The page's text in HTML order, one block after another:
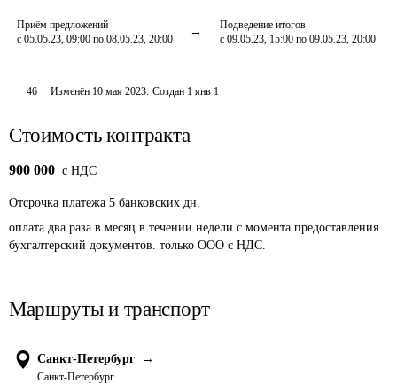
Приём предложений
с 05.05.23, 09:00 по 08.05.23, 20:00
Подведение итогов
с 09.05.23, 15:00 по 09.05.23, 20:00
46 Изменён 10 мая 2023. Создан 1 янв 1
Стоимость контракта
900 000 c НДС
Отсрочка платежа 5 банковских дн.
оплата два раза в месяц в течении недели с момента предоставления
бухгалтерский документов. только ООО с НДС.
Маршруты и транспорт
Санкт-Петербург →
Санкт-Петербург